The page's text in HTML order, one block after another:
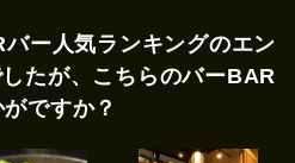
ー人気ランキングのエン
たが、こちらのバーBAR
ですか？